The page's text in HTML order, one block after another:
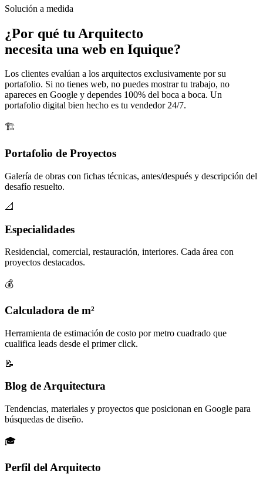
Solución a medida
¿Por qué tu Arquitecto
necesita una web en Iquique?
Los clientes evalúan a los arquitectos exclusivamente por su
portafolio. Si no tienes web, no puedes mostrar tu trabajo, no
apareces en Google y dependes 100% del boca a boca. Un
portafolio digital bien hecho es tu vendedor 24/7.
🏗️
Portafolio de Proyectos
Galería de obras con fichas técnicas, antes/después y descripción del
desafío resuelto.
📐
Especialidades
Residencial, comercial, restauración, interiores. Cada área con
proyectos destacados.
💰
Calculadora de m²
Herramienta de estimación de costo por metro cuadrado que
cualifica leads desde el primer click.
📝
Blog de Arquitectura
Tendencias, materiales y proyectos que posicionan en Google para
búsquedas de diseño.
🎓
Perfil del Arquitecto